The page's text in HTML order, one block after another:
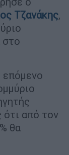
Τζανάκης,
επόμενο
ότι από τον
θα